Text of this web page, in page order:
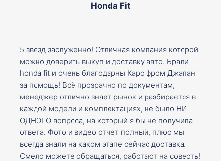
Honda Fit
5 звезд заслуженно! Отличная компания которой
можно доверить выкуп и доставку авто. Брали
honda fit и очень благодарны Карс фром Джапан
за помощь! Всё прозрачно по документам,
менеджер отлично знает рынок и разбирается в
каждой модели и комплектациях, не было НИ
ОДНОГО вопроса, на который я бы не получила
ответа. Фото и видео отчет полный, плюс мы
всегда знали на каком этапе сейчас доставка.
Смело можете обращаться, работают на совесть!